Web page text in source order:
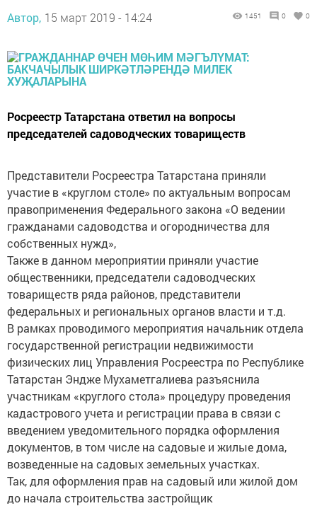
Автор, 15 март 2019 - 14:24 1451 0 0
Росреестр Татарстана ответил на вопросы
председателей садоводческих товариществ
Представители Росреестра Татарстана приняли
участие в «круглом столе» по актуальным вопросам
правоприменения Федерального закона «О ведении
гражданами садоводства и огородничества для
собственных нужд»,
Также в данном мероприятии приняли участие
общественники, председатели садоводческих
товариществ ряда районов, представители
федеральных и региональных органов власти и т.д.
В рамках проводимого мероприятия начальник отдела
государственной регистрации недвижимости
физических лиц Управления Росреестра по Республике
Татарстан Эндже Мухаметгалиева разъяснила
участникам «круглого стола» процедуру проведения
кадастрового учета и регистрации права в связи с
введением уведомительного порядка оформления
документов, в том числе на садовые и жилые дома,
возведенные на садовых земельных участках.
Так, для оформления прав на садовый или жилой дом
до начала строительства застройщик